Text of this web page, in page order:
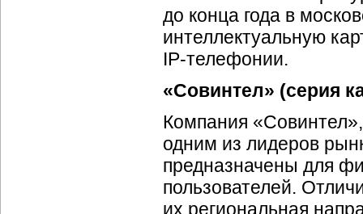
до конца года в
интеллектуальную
IР-телефонии.
«Совинтел» (серия
Компания
одним из лидеров
предназначены для
пользователей.
их региональная